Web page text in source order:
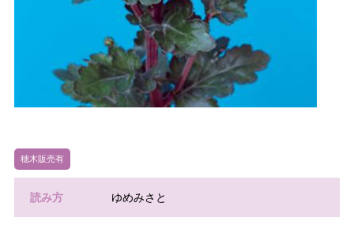
穂木販売有
読み方 ゆめみさと